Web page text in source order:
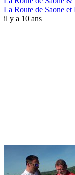
La Route de Saone
il y a 10 ans